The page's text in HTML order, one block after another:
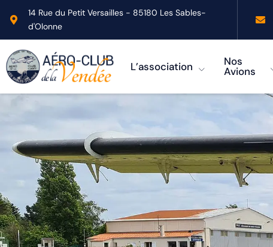
14 Rue du Petit Versailles - 85180 Les Sables-
d'Olonne
L’association Nos
Avions